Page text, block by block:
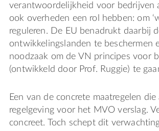
verantwoordelijkheid voor
ook overheden een rol hebben: om
reguleren. De EU benadrukt daarbij
ontwikkelingslanden te beschermen
noodzaak om de VN principes voor
(ontwikkeld door Prof. Ruggie) te
Een van de concrete maatregelen
regelgeving voor het MVO verslag.
concreet. Toch schept dit